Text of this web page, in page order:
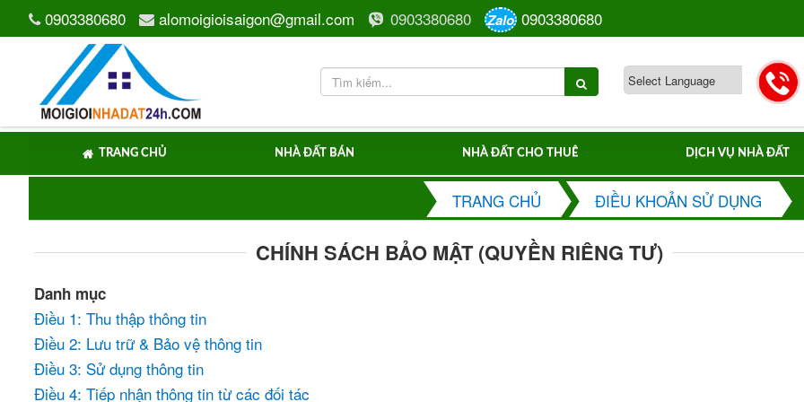
0903380680 alomoigioisaigon@gmail.com 0903380680 Zalo 0903380680
TRANG CHỦ NHÀ ĐẤT BÁN NHÀ ĐẤT CHO THUÊ DỊCH VỤ NHÀ ĐẤT
TRANG CHỦ ĐIỀU KHOẢN SỬ DỤNG
CHÍNH SÁCH BẢO MẬT (QUYỀN RIÊNG TƯ)
Danh mục
Điều 1: Thu thập thông tin
Điều 2: Lưu trữ & Bảo vệ thông tin
Điều 3: Sử dụng thông tin
Điều 4: Tiếp nhận thông tin từ các đối tác